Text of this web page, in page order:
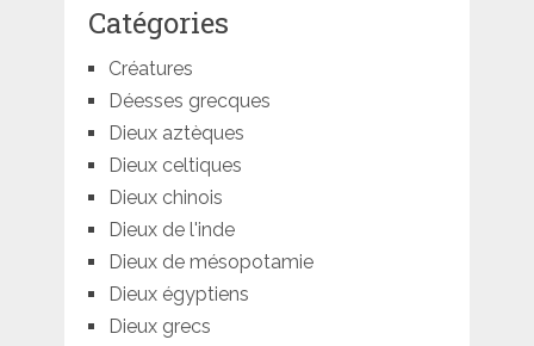
Catégories
Créatures
Déesses grecques
Dieux aztèques
Dieux celtiques
Dieux chinois
Dieux de l'inde
Dieux de mésopotamie
Dieux égyptiens
Dieux grecs